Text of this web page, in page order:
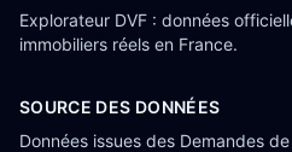
Explorateur DVF : données
immobiliers réels en France.
SOURCE DES DONNÉES
Données issues des Demandes